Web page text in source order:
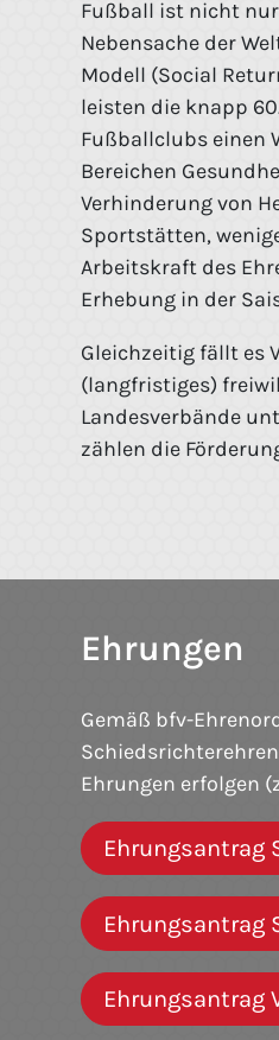
Fußball ist nicht
Nebensache der
Modell (Social
leisten die knapp
Fußballclubs einen
Bereichen
Verhinderung von
Sportstätten,
Arbeitskraft des
Erhebung in der
Gleichzeitig fällt es
(langfristiges)
Landesverbände
zählen die
Ehrungen
Gemäß bfv-
Ehrungen erfolgen
Ehrungsantrag
Ehrungsantrag
Ehrungsantrag